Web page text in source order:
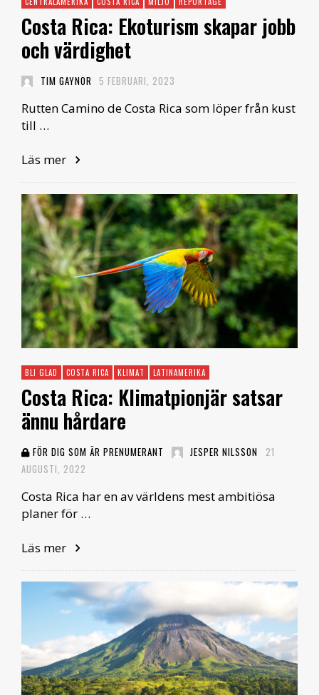
Costa Rica: Ekoturism skapar jobb
och värdighet
TIM GAYNOR 5 FEBRUARI, 2023
Rutten Camino de Costa Rica som löper från kust
till …
Läs mer
BLI GLAD COSTA RICA KLIMAT LATINAMERIKA
Costa Rica: Klimatpionjär satsar
ännu hårdare
FÖR DIG SOM ÄR PRENUMERANT JESPER NILSSON
21
AUGUSTI, 2022
Costa Rica har en av världens mest ambitiösa
planer för …
Läs mer